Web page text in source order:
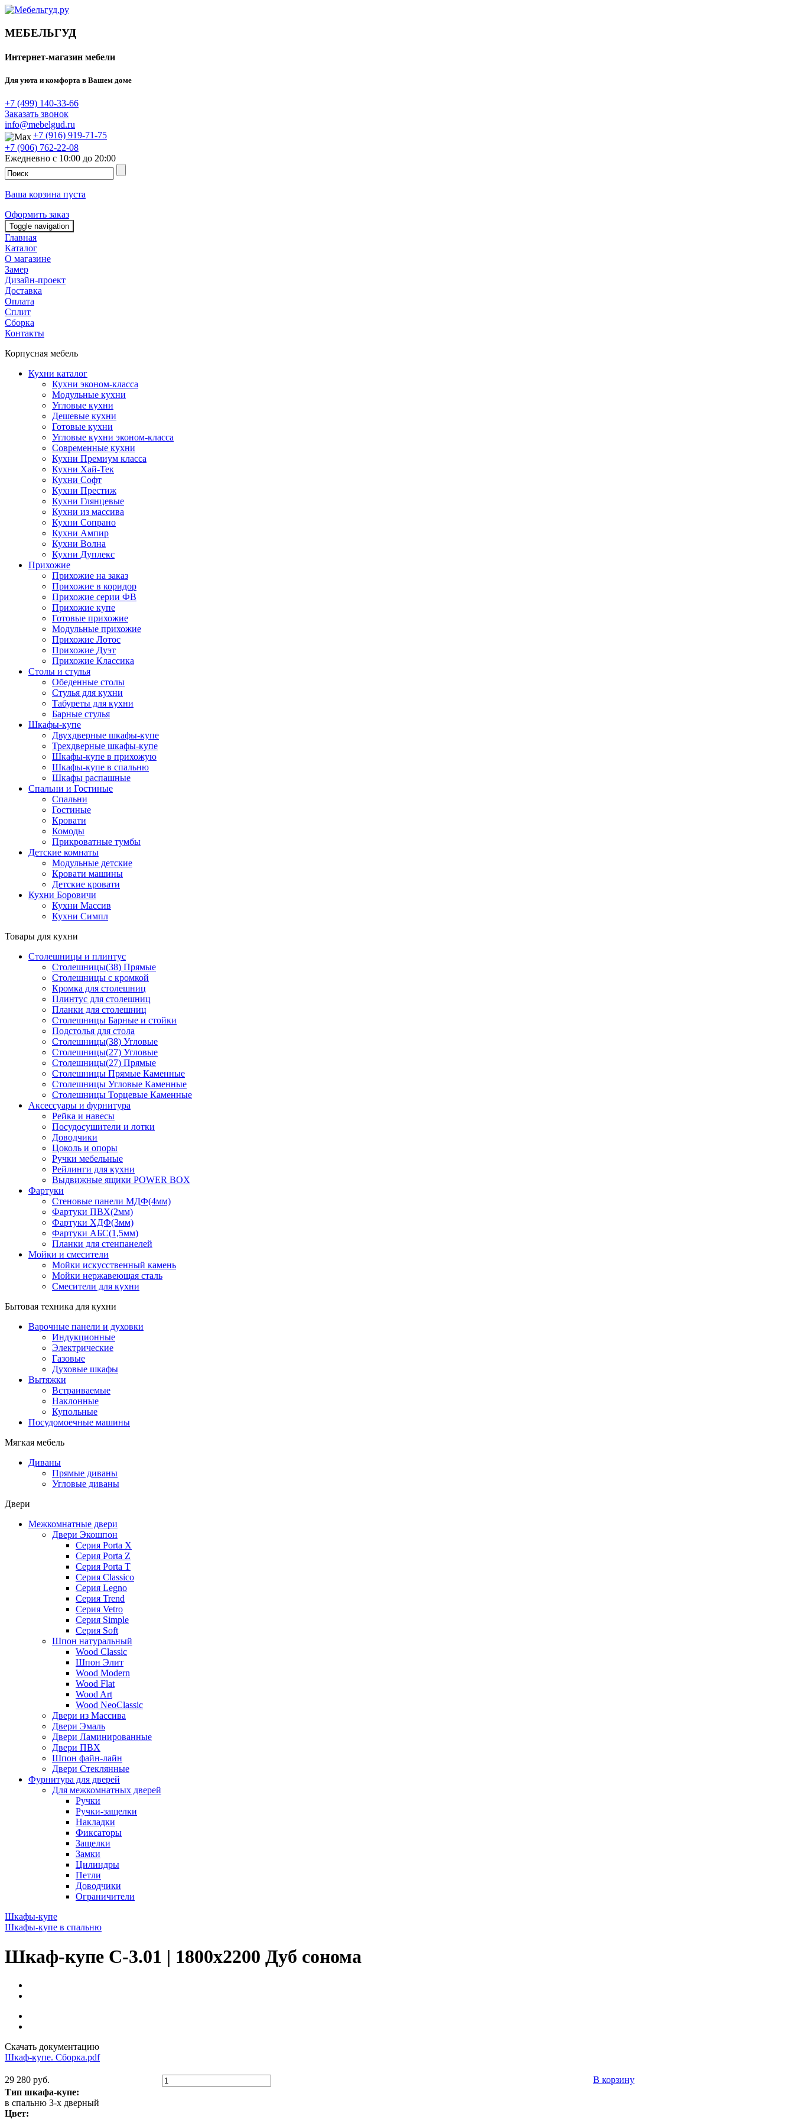
МЕБЕЛЬГУД
Интернет-магазин мебели
Для уюта и комфорта в Вашем доме
+7 (499) 140-33-66
Заказать звонок
info@mebelgud.ru
+7 (916) 919-71-75
+7 (906) 762-22-08
Ежедневно с 10:00 до 20:00
Ваша корзина пуста
Оформить заказ
Toggle navigation
Главная
Каталог
О магазине
Замер
Дизайн-проект
Доставка
Оплата
Сплит
Сборка
Контакты
Корпусная мебель
Кухни каталог
Кухни эконом-класса
Модульные кухни
Угловые кухни
Дешевые кухни
Готовые кухни
Угловые кухни эконом-класса
Современные кухни
Кухни Премиум класса
Кухни Хай-Тек
Кухни Софт
Кухни Престиж
Кухни Глянцевые
Кухни из массива
Кухни Сопрано
Кухни Ампир
Кухни Волна
Кухни Дуплекс
Прихожие
Прихожие на заказ
Прихожие в коридор
Прихожие серии ФВ
Прихожие купе
Готовые прихожие
Модульные прихожие
Прихожие Лотос
Прихожие Дуэт
Прихожие Классика
Столы и стулья
Обеденные столы
Стулья для кухни
Табуреты для кухни
Барные стулья
Шкафы-купе
Двухдверные шкафы-купе
Трехдверные шкафы-купе
Шкафы-купе в прихожую
Шкафы-купе в спальню
Шкафы распашные
Спальни и Гостиные
Спальни
Гостиные
Кровати
Комоды
Прикроватные тумбы
Детские комнаты
Модульные детские
Кровати машины
Детские кровати
Кухни Боровичи
Кухни Массив
Кухни Симпл
Товары для кухни
Столешницы и плинтус
Столешницы(38) Прямые
Столешницы с кромкой
Кромка для столешниц
Плинтус для столешниц
Планки для столешниц
Столешницы Барные и стойки
Подстолья для стола
Столешницы(38) Угловые
Столешницы(27) Угловые
Столешницы(27) Прямые
Столешницы Прямые Каменные
Столешницы Угловые Каменные
Столешницы Торцевые Каменные
Аксессуары и фурнитура
Рейка и навесы
Посудосушители и лотки
Доводчики
Цоколь и опоры
Ручки мебельные
Рейлинги для кухни
Выдвижные ящики POWER BOX
Фартуки
Стеновые панели МДФ(4мм)
Фартуки ПВХ(2мм)
Фартуки ХДФ(3мм)
Фартуки АБС(1,5мм)
Планки для стенпанелей
Мойки и смесители
Мойки искусственный камень
Мойки нержавеющая сталь
Смесители для кухни
Бытовая техника для кухни
Варочные панели и духовки
Индукционные
Электрические
Газовые
Духовые шкафы
Вытяжки
Встраиваемые
Наклонные
Купольные
Посудомоечные машины
Мягкая мебель
Диваны
Прямые диваны
Угловые диваны
Двери
Межкомнатные двери
Двери Экошпон
Серия Porta X
Серия Porta Z
Серия Porta T
Серия Classico
Серия Legno
Серия Trend
Серия Vetro
Серия Simple
Серия Soft
Шпон натуральный
Wood Classic
Шпон Элит
Wood Modern
Wood Flat
Wood Art
Wood NeoClassic
Двери из Массива
Двери Эмаль
Двери Ламинированные
Двери ПВХ
Шпон файн-лайн
Двери Стеклянные
Фурнитура для дверей
Для межкомнатных дверей
Ручки
Ручки-защелки
Накладки
Фиксаторы
Защелки
Замки
Цилиндры
Петли
Доводчики
Ограничители
Шкафы-купе
Шкафы-купе в спальню
Шкаф-купе С-3.01 | 1800x2200 Дуб сонома
Скачать документацию
Шкаф-купе. Сборка.pdf
29 280 руб.
В корзину
Тип шкафа-купе:
в спальню 3-х дверный
Цвет: